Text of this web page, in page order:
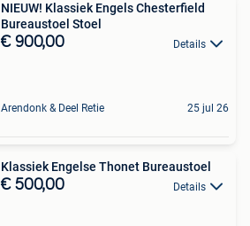
NIEUW! Klassiek Engels Chesterfield
Bureaustoel Stoel
€ 900,00 Details
Arendonk & Deel Retie 25 jul 26
Klassiek Engelse Thonet Bureaustoel
€ 500,00 Details